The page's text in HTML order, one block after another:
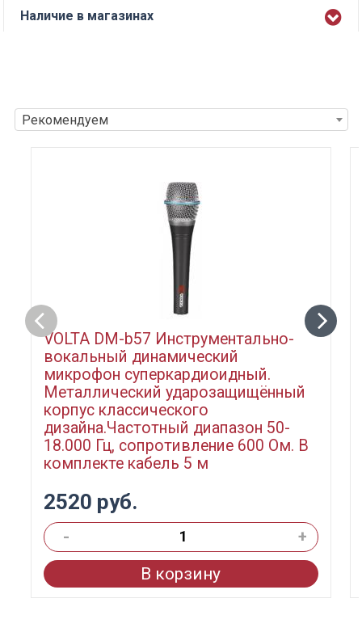
Наличие в магазинах
Рекомендуем
VOLTA DM-b57 Инструментально-
вокальный динамический
микрофон суперкардиоидный.
Металлический ударозащищённый
корпус классического
дизайна.Частотный диапазон 50-
18.000 Гц, сопротивление 600 Ом. В
комплекте кабель 5 м
2520 руб.
-
+
В корзину